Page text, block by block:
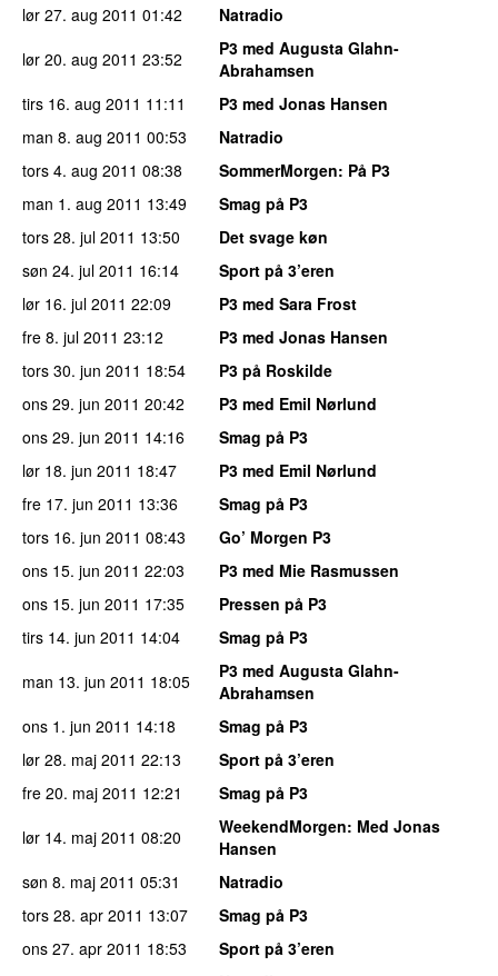
lør 27. aug 2011 01:42
Natradio
lør 20. aug 2011 23:52
P3 med Augusta Glahn-
Abrahamsen
tirs 16. aug 2011 11:11
P3 med Jonas Hansen
man 8. aug 2011 00:53
Natradio
tors 4. aug 2011 08:38 SommerMorgen: På P3
man 1. aug 2011 13:49
Smag på P3
tors 28. jul 2011 13:50
Det svage køn
søn 24. jul 2011 16:14
Sport på 3’eren
lør 16. jul 2011 22:09
P3 med Sara Frost
fre 8. jul 2011 23:12
P3 med Jonas Hansen
tors 30. jun 2011 18:54
P3 på Roskilde
ons 29. jun 2011 20:42
P3 med Emil Nørlund
ons 29. jun 2011 14:16
Smag på P3
lør 18. jun 2011 18:47
P3 med Emil Nørlund
fre 17. jun 2011 13:36
Smag på P3
tors 16. jun 2011 08:43
Go’ Morgen P3
ons 15. jun 2011 22:03
P3 med Mie Rasmussen
ons 15. jun 2011 17:35
Pressen på P3
tirs 14. jun 2011 14:04
Smag på P3
man 13. jun 2011 18:05
P3 med Augusta Glahn-
Abrahamsen
ons 1. jun 2011 14:18
Smag på P3
lør 28. maj 2011 22:13
Sport på 3’eren
fre 20. maj 2011 12:21
Smag på P3
lør 14. maj 2011 08:20 WeekendMorgen: Med Jonas
Hansen
søn 8. maj 2011 05:31
Natradio
tors 28. apr 2011 13:07
Smag på P3
ons 27. apr 2011 18:53
Sport på 3’eren